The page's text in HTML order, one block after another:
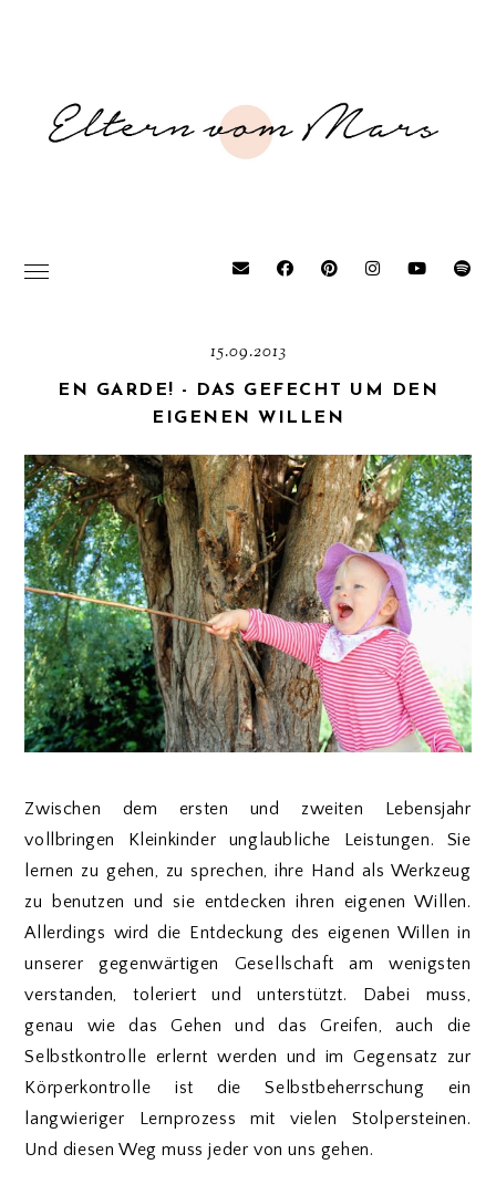
15.09.2013
EN GARDE! - DAS GEFECHT UM DEN
EIGENEN WILLEN
Zwischen dem ersten und zweiten Lebensjahr
vollbringen Kleinkinder unglaubliche Leistungen. Sie
lernen zu gehen, zu sprechen, ihre Hand als Werkzeug
zu benutzen und sie entdecken ihren eigenen Willen.
Allerdings wird die Entdeckung des eigenen Willen in
unserer gegenwärtigen Gesellschaft am wenigsten
verstanden, toleriert und unterstützt. Dabei muss,
genau wie das Gehen und das Greifen, auch die
Selbstkontrolle erlernt werden und im Gegensatz zur
Körperkontrolle ist die Selbstbeherrschung ein
langwieriger Lernprozess mit vielen Stolpersteinen.
Und diesen Weg muss jeder von uns gehen.